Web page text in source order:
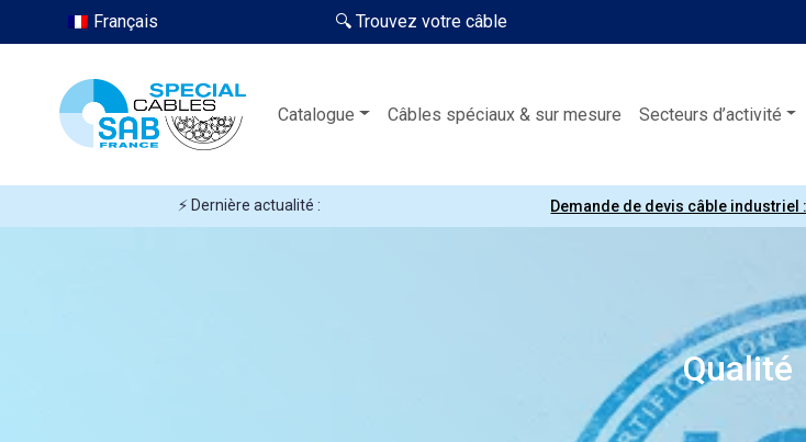
🔍 Trouvez votre câble
Français
Catalogue Câbles spéciaux & sur mesure Secteurs d’activité
⚡ Dernière actualité : Demande de devis câble
Qualité